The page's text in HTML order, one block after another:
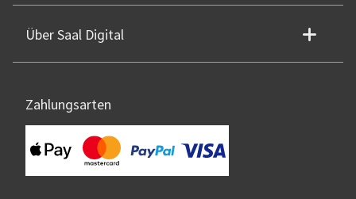
Über Saal Digital
Zahlungsarten